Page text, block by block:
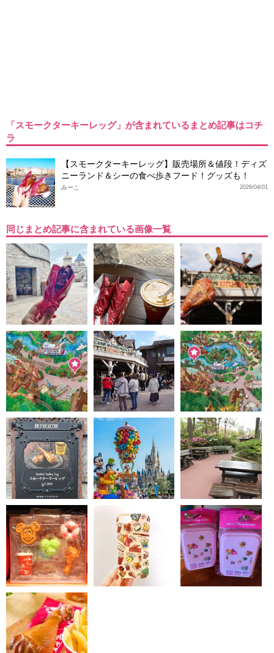
「スモークターキーレッグ」が含まれているまとめ記事はコチ
ラ
【スモークターキーレッグ】販売場所＆値段！ディズ
ニーランド＆シーの食べ歩きフード！グッズも！
2026/04/01
みーこ
同じまとめ記事に含まれている画像一覧